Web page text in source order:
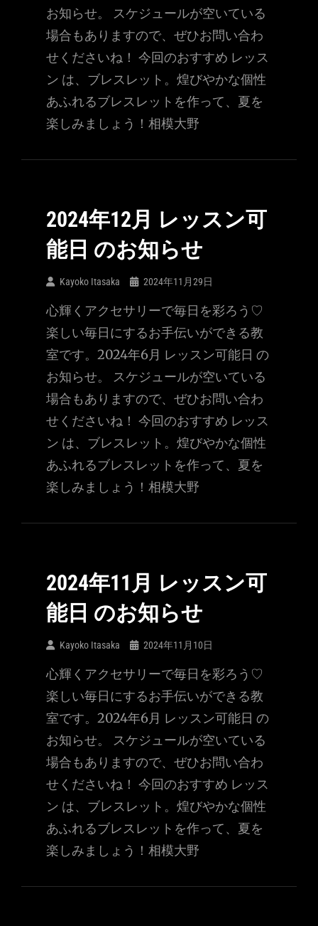
お知らせ。 スケジュールが空いている
場合もありますので、ぜひお問い合わ
せくださいね！ 今回のおすすめ レッス
ン は、ブレスレット。煌びやかな個性
あふれるブレスレットを作って、夏を
楽しみましょう！相模大野
2024年12月 レッスン可
能日 のお知らせ
Kayoko Itasaka 2024年11月29日
心輝くアクセサリーで毎日を彩ろう♡
楽しい毎日にするお手伝いができる教
室です。2024年6月 レッスン可能日 の
お知らせ。 スケジュールが空いている
場合もありますので、ぜひお問い合わ
せくださいね！ 今回のおすすめ レッス
ン は、ブレスレット。煌びやかな個性
あふれるブレスレットを作って、夏を
楽しみましょう！相模大野
2024年11月 レッスン可
能日 のお知らせ
Kayoko Itasaka 2024年11月10日
心輝くアクセサリーで毎日を彩ろう♡
楽しい毎日にするお手伝いができる教
室です。2024年6月 レッスン可能日 の
お知らせ。 スケジュールが空いている
場合もありますので、ぜひお問い合わ
せくださいね！ 今回のおすすめ レッス
ン は、ブレスレット。煌びやかな個性
あふれるブレスレットを作って、夏を
楽しみましょう！相模大野